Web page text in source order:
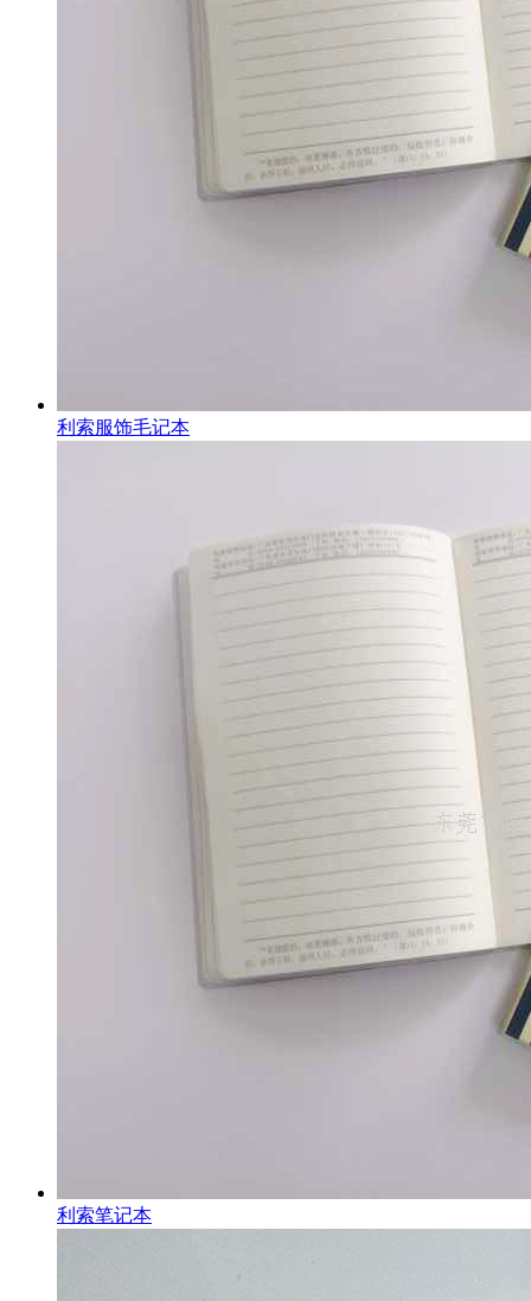
利索服饰毛记本
利索笔记本